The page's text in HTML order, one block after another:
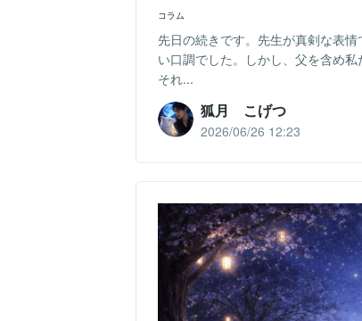
コラム
先日の続きです。先生が真剣な表
い口調でした。しかし、父を含め
それ...
狐月 こげつ
2026/06/26 12:23